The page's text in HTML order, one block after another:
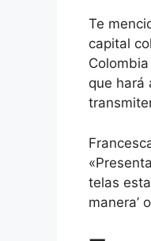
Te
capital
que hará
telas
manera’